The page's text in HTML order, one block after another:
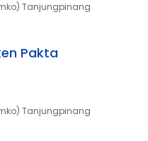
Tanjungpinang
Pakta
Tanjungpinang